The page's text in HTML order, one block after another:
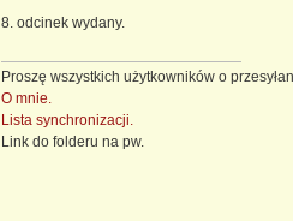
8. odcinek wydany.
Proszę wszystkich użytkowników o
O mnie.
Lista synchronizacji.
Link do folderu na pw.